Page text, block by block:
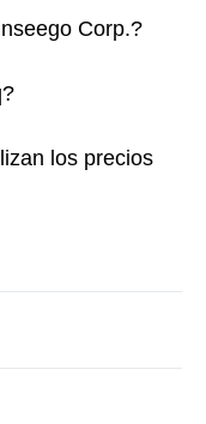
Corp.?
los precios